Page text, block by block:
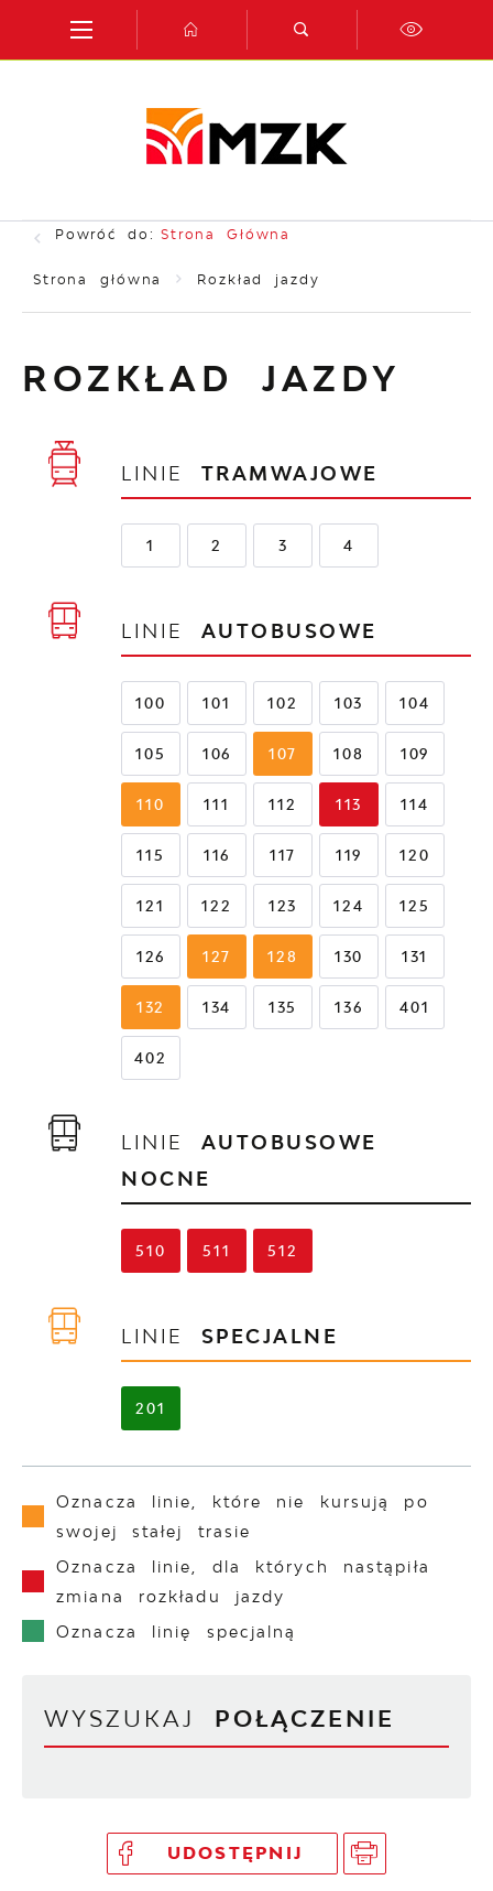
Przejdź do menu.
Przejdź do wyszukiwarki.
Przejdź do treści.
Przejdź do ustawień wielkości czcionki.
Włącz wersję kontrastową strony.
Powróć do: Strona Główna
Strona główna Rozkład jazdy
ROZKŁAD JAZDY
LINIE TRAMWAJOWE
1 2 3 4
LINIE AUTOBUSOWE
100 101 102 103 104
105 106 107 108 109
110 111 112 113 114
115 116 117 119 120
121 122 123 124 125
126 127 128 130 131
132 134 135 136 401
402
LINIE AUTOBUSOWE
NOCNE
510 511 512
LINIE SPECJALNE
201
Oznacza linie, które nie kursują po
swojej stałej trasie
Oznacza linie, dla których nastąpiła
zmiana rozkładu jazdy
Oznacza linię specjalną
WYSZUKAJ POŁĄCZENIE
UDOSTĘPNIJ